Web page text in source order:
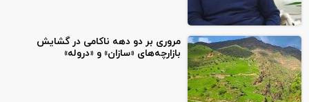
مروری بر دو دهه ناکامی در گشایش
بازارچه‌های «سازان» و «دروله»